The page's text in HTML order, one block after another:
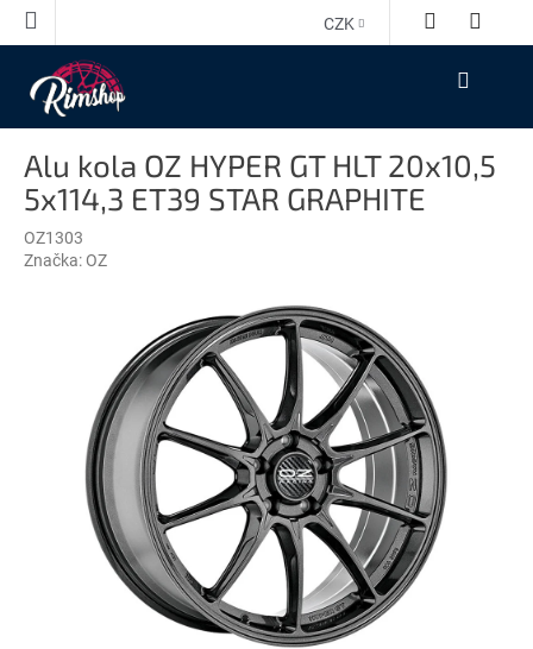
Přejít
CZK
NÁKUPNÍ
Alu kola OZ HYPER GT HLT 20x10,5
5x114,3 ET39 STAR GRAPHITE
OZ1303
Značka: OZ